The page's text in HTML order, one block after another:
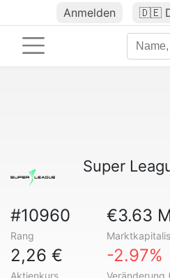
Anmelden 🇩🇪
Super
#10960
Rang
€3.63
2,26 €
Aktienkurs
-2.97%
Veränderung